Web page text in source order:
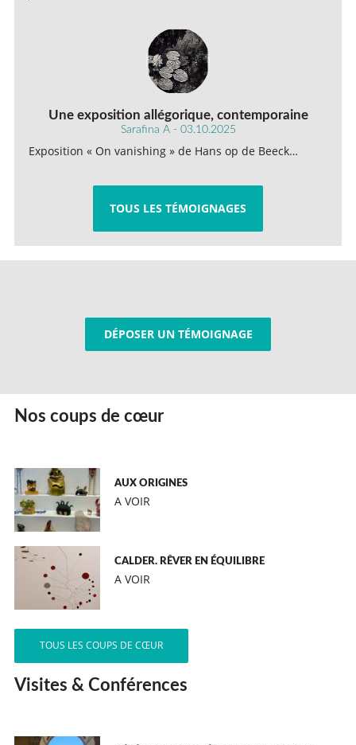
Une exposition allégorique, contemporaine
Sarafina A - 03.10.2025
Exposition « On vanishing » de Hans op de Beeck…
TOUS LES TÉMOIGNAGES
DÉPOSER UN TÉMOIGNAGE
Nos coups de cœur
AUX ORIGINES
A VOIR
CALDER. RÊVER EN ÉQUILIBRE
A VOIR
TOUS LES COUPS DE CŒUR
Visites & Conférences